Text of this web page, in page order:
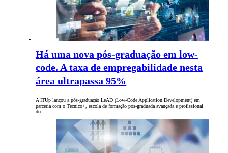
Há uma nova pós-graduação em low-
code. A taxa de empregabilidade nesta
área ultrapassa 95%
A ITUp lançou a pós-graduação LeAD (Low-Code Application Development) em
parceria com o Técnico+, escola de formação pós-graduada avançada e profissional
do…